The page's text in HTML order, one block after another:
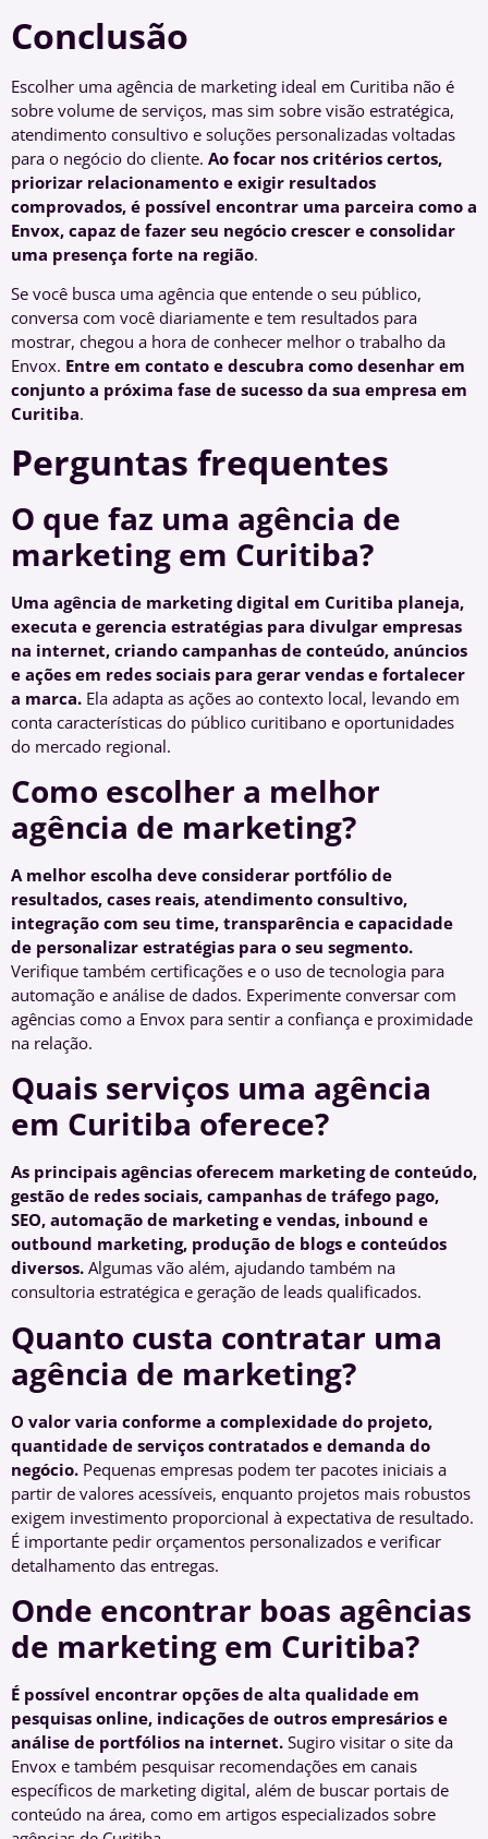
Conclusão
Escolher uma agência de marketing ideal em Curitiba não é
sobre volume de serviços, mas sim sobre visão estratégica,
atendimento consultivo e soluções personalizadas voltadas
para o negócio do cliente. Ao focar nos critérios certos,
priorizar relacionamento e exigir resultados
comprovados, é possível encontrar uma parceira como a
Envox, capaz de fazer seu negócio crescer e consolidar
uma presença forte na região.
Se você busca uma agência que entende o seu público,
conversa com você diariamente e tem resultados para
mostrar, chegou a hora de conhecer melhor o trabalho da
Envox. Entre em contato e descubra como desenhar em
conjunto a próxima fase de sucesso da sua empresa em
Curitiba.
Perguntas frequentes
O que faz uma agência de
marketing em Curitiba?
Uma agência de marketing digital em Curitiba planeja,
executa e gerencia estratégias para divulgar empresas
na internet, criando campanhas de conteúdo, anúncios
e ações em redes sociais para gerar vendas e fortalecer
a marca. Ela adapta as ações ao contexto local, levando em
conta características do público curitibano e oportunidades
do mercado regional.
Como escolher a melhor
agência de marketing?
A melhor escolha deve considerar portfólio de
resultados, cases reais, atendimento consultivo,
integração com seu time, transparência e capacidade
de personalizar estratégias para o seu segmento.
Verifique também certificações e o uso de tecnologia para
automação e análise de dados. Experimente conversar com
agências como a Envox para sentir a confiança e proximidade
na relação.
Quais serviços uma agência
em Curitiba oferece?
As principais agências oferecem marketing de conteúdo,
gestão de redes sociais, campanhas de tráfego pago,
SEO, automação de marketing e vendas, inbound e
outbound marketing, produção de blogs e conteúdos
diversos. Algumas vão além, ajudando também na
consultoria estratégica e geração de leads qualificados.
Quanto custa contratar uma
agência de marketing?
O valor varia conforme a complexidade do projeto,
quantidade de serviços contratados e demanda do
negócio. Pequenas empresas podem ter pacotes iniciais a
partir de valores acessíveis, enquanto projetos mais robustos
exigem investimento proporcional à expectativa de resultado.
É importante pedir orçamentos personalizados e verificar
detalhamento das entregas.
Onde encontrar boas agências
de marketing em Curitiba?
É possível encontrar opções de alta qualidade em
pesquisas online, indicações de outros empresários e
análise de portfólios na internet. Sugiro visitar o site da
Envox e também pesquisar recomendações em canais
específicos de marketing digital, além de buscar portais de
conteúdo na área, como em artigos especializados sobre